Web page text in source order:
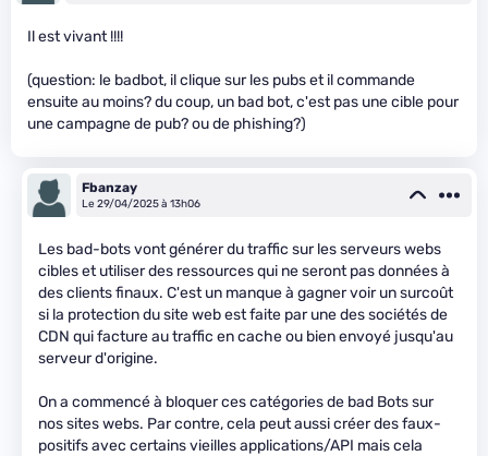
Il est vivant !!!!
(question: le badbot, il clique sur les pubs et il commande
ensuite au moins? du coup, un bad bot, c'est pas une cible pour
une campagne de pub? ou de phishing?)
Fbanzay
Le 29/04/2025 à 13h06
Les bad-bots vont générer du traffic sur les serveurs webs
cibles et utiliser des ressources qui ne seront pas données à
des clients finaux. C'est un manque à gagner voir un surcoût
si la protection du site web est faite par une des sociétés de
CDN qui facture au traffic en cache ou bien envoyé jusqu'au
serveur d'origine.
On a commencé à bloquer ces catégories de bad Bots sur
nos sites webs. Par contre, cela peut aussi créer des faux-
positifs avec certains vieilles applications/API mais cela